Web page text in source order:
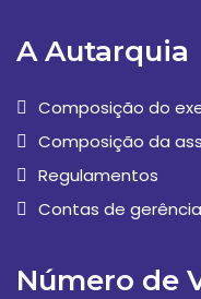
A Autarquia
Composição do
Composição da
Regulamentos
Contas de gerência
Número de